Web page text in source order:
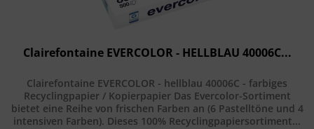
Clairefontaine EVERCOLOR - HELLBLAU 40006C...
Clairefontaine EVERCOLOR - hellblau 40006C - farbiges
Recyclingpapier / Kopierpapier Das Evercolor-Sortiment
bietet eine Reihe von frischen Farben an (6 Pastelltöne und 4
intensiven Farben). Dieses 100% Recyclingpapiersortiment...